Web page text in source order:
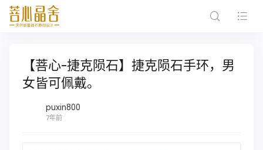
【菩心-捷克陨石】捷克陨石手环，男
女皆可佩戴。
puxin800
7年前